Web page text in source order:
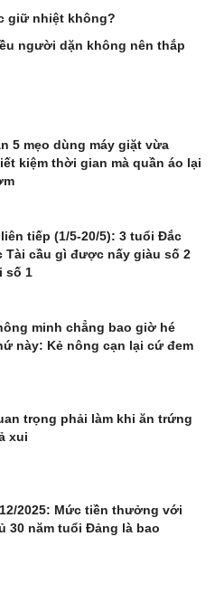
giữ nhiệt không?
người dặn không nên thắp
5 mẹo dùng máy giặt vừa
kiệm thời gian mà quần áo lại
tiếp (1/5-20/5): 3 tuổi Đắc
Tài cầu gì được nấy giàu số 2
số 1
minh chẳng bao giờ hé
này: Kẻ nông cạn lại cứ đem
trọng phải làm khi ăn trứng
xui
2025: Mức tiền thưởng với
30 năm tuổi Đảng là bao